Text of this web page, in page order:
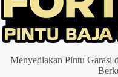
Menyediakan Pintu Garasi